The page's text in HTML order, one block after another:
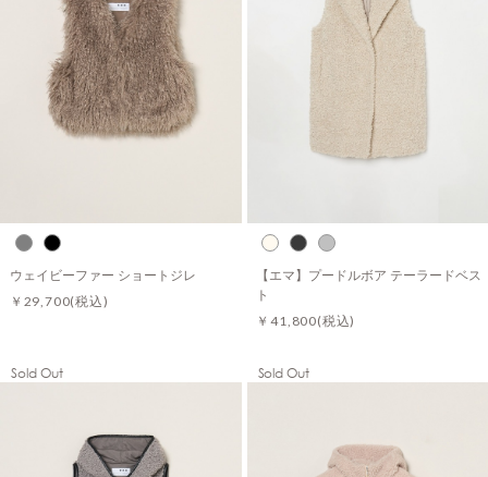
ウェイビーファー ショートジレ
￥29,700(税込)
【エマ】プードルボア テーラードベス
ト
￥41,800(税込)
Sold Out Sold Out